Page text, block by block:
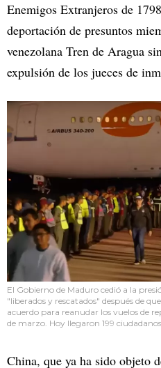
Enemigos Extranjeros de
deportación de presuntos
venezolana Tren de Aragua
expulsión de los jueces de
El Gobierno de Maduro cedió a la
"liberados y rescatados" después de
acuerdo para reanudar los vuelos de
de marzo. Hoy llegaron 199
China, que ya ha sido objeto